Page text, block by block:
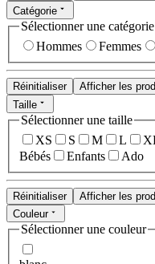
Catégorie
Sélectionner une catégorie
Hommes
Femmes
Réinitialiser
Afficher les
Taille
Sélectionner une taille
XS
S M L
Bébés
Enfants Ado
Réinitialiser
Afficher les
Couleur
Sélectionner une couleur